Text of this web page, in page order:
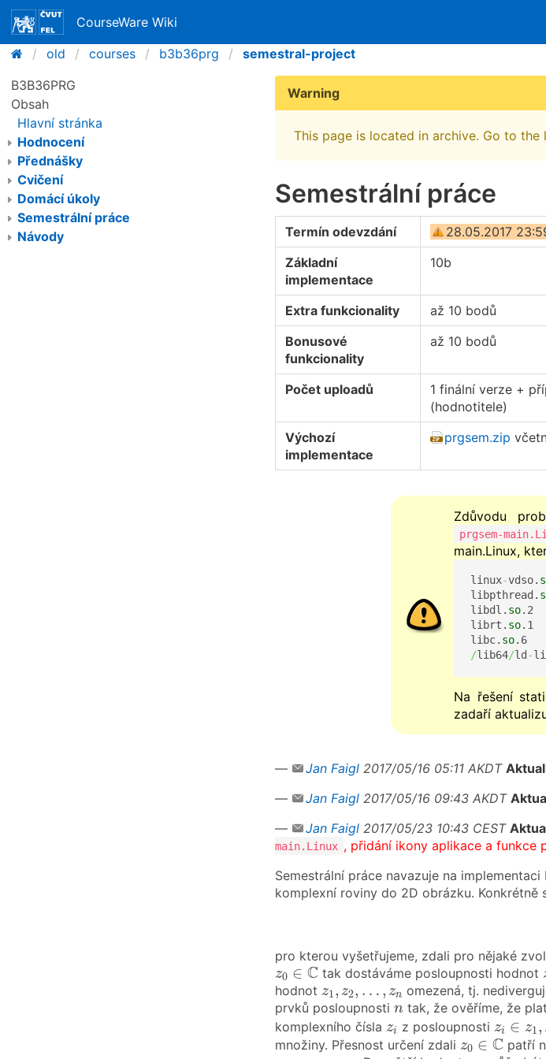
CourseWare Wiki
old
courses b3b36prg
semestral-project
B3B36PRG
Obsah
Hlavní stránka
Hodnocení
Přednášky
Cvičení
Domácí úkoly
Semestrální práce
Návody
Warning
This page is located in archive. Go to
Semestrální práce
Termín odevzdání
28.05.2017
Základní
implementace
10b
Extra funkcionality
až 10 bodů
Bonusové
funkcionality
až 10 bodů
Počet uploadů
1 finální verze +
(hodnotitele)
Výchozí
implementace
prgsem.zip
Zdůvodu
prgsem-
main.Linux,
linux-vdso.
libpthread.
libdl. so.2
librt. so.1
libc. so
/lib64/ld -
Na řešení
zadaří
— Jan Faigl 2017/05/16 05:11 AKDT
—
Jan Faigl 2017/05/16 09:43 AKDT
— Jan Faigl 2017/05/23 10:43 CEST
main.Linux , přidání ikony aplikace a funkce
Semestrální práce navazuje na
komplexní roviny do 2D obrázku.
pro kterou vyšetřujeme, zdali pro nějaké
z0 ∈ C
z0∈Ctak dostáváme posloupnosti hodnot
hodnot z1, z2, … , zn
z1 z2 , … , n omezená, tj.
prvků posloupnosti n
n tak, že ověříme, že
komplexního čísla zi
zi z posloupnosti zi ∈ z1,
zi ∈ z1,
množiny. Přesnost určení zdali z0 ∈ C
z ∈ Cpatří